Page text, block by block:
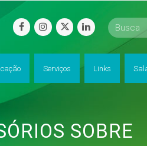
facebookinstagram
twitterlinkedin
Serviços Links
SOBRE